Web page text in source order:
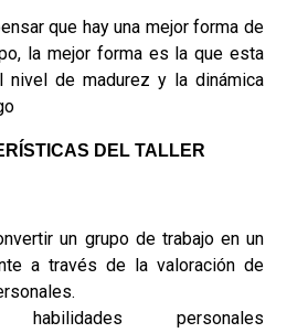
que hay una mejor forma de
la mejor forma es la que esta
nivel de madurez y la dinámica
DEL TALLER
un grupo de trabajo en un
a través de la valoración de
habilidades personales